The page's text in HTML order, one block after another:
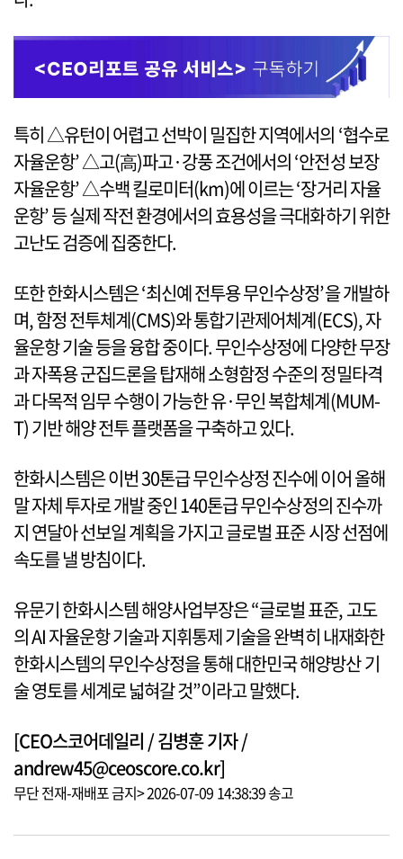
특히 △유턴이 어렵고 선박이 밀집한 지역에서의 ‘협수로
자율운항’ △고(高)파고·강풍 조건에서의 ‘안전성 보장
자율운항’ △수백 킬로미터(km)에 이르는 ‘장거리 자율
운항’ 등 실제 작전 환경에서의 효용성을 극대화하기 위한
고난도 검증에 집중한다.
또한 한화시스템은 ‘최신예 전투용 무인수상정’을 개발하
며, 함정 전투체계(CMS)와 통합기관제어체계(ECS), 자
율운항 기술 등을 융합 중이다. 무인수상정에 다양한 무장
과 자폭용 군집드론을 탑재해 소형함정 수준의 정밀타격
과 다목적 임무 수행이 가능한 유·무인 복합체계(MUM-
T) 기반 해양 전투 플랫폼을 구축하고 있다.
한화시스템은 이번 30톤급 무인수상정 진수에 이어 올해
말 자체 투자로 개발 중인 140톤급 무인수상정의 진수까
지 연달아 선보일 계획을 가지고 글로벌 표준 시장 선점에
속도를 낼 방침이다.
유문기 한화시스템 해양사업부장은 “글로벌 표준, 고도
의 AI 자율운항 기술과 지휘통제 기술을 완벽히 내재화한
한화시스템의 무인수상정을 통해 대한민국 해양방산 기
술 영토를 세계로 넓혀갈 것”이라고 말했다.
[CEO스코어데일리 / 김병훈 기자 /
andrew45@ceoscore.co.kr]
무단 전재-재배포 금지> 2026-07-09 14:38:39 송고